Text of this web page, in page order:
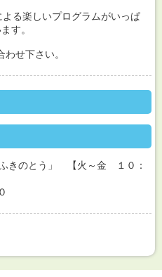
る楽しいプログラムがいっぱ
す。
せ下さい。
きのとう」 【火～金 １０：